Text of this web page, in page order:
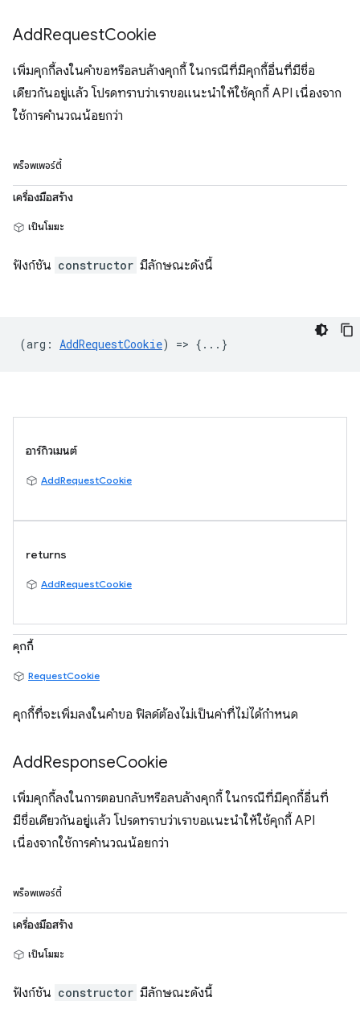
AddRequestCookie
เพิ่มคุกกี้ลงในคำขอหรือลบล้างคุกกี้ ในกรณีที่มีคุกกี้อื่นที่มีชื่อ
เดียวกันอยู่แล้ว โปรดทราบว่าเราขอแนะนำให้ใช้คุกกี้ API เนื่องจาก
ใช้การคำนวณน้อยกว่า
พร็อพเพอร์ตี้
เครื่องมือสร้าง
เป็นโมฆะ
ฟังก์ชัน constructor มีลักษณะดังนี้
(arg : AddRequestCookie) => {...}
อาร์กิวเมนต์
AddRequestCookie
returns
AddRequestCookie
คุกกี้
RequestCookie
คุกกี้ที่จะเพิ่มลงในคำขอ ฟิลด์ต้องไม่เป็นค่าที่ไม่ได้กำหนด
AddResponseCookie
เพิ่มคุกกี้ลงในการตอบกลับหรือลบล้างคุกกี้ ในกรณีที่มีคุกกี้อื่นที่
มีชื่อเดียวกันอยู่แล้ว โปรดทราบว่าเราขอแนะนำให้ใช้คุกกี้ API
เนื่องจากใช้การคำนวณน้อยกว่า
พร็อพเพอร์ตี้
เครื่องมือสร้าง
เป็นโมฆะ
ฟังก์ชัน constructor มีลักษณะดังนี้